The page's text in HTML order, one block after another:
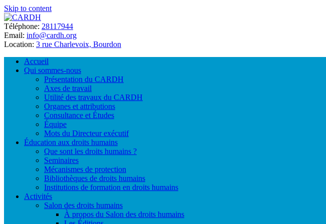
Skip to content
Téléphone: 28117944
Email: info@cardh.org
Location: 3 rue Charlevoix, Bourdon
Accueil
Qui sommes-nous
Présentation du CARDH
Axes de travail
Utilité des travaux du CARDH
Organes et attributions
Consultance et Études
Équipe
Mots du Directeur exécutif
Éducation aux droits humains
Que sont les droits humains ?
Seminaires
Mécanismes de protection
Bibliothèques de droits humains
Institutions de formation en droits humains
Activités
Salon des droits humains
À propos du Salon des droits humains